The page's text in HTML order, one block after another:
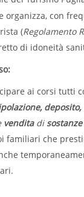
organizza, con
(Regolamento
di idoneità
ai corsi tutti
venditadi
familiari che